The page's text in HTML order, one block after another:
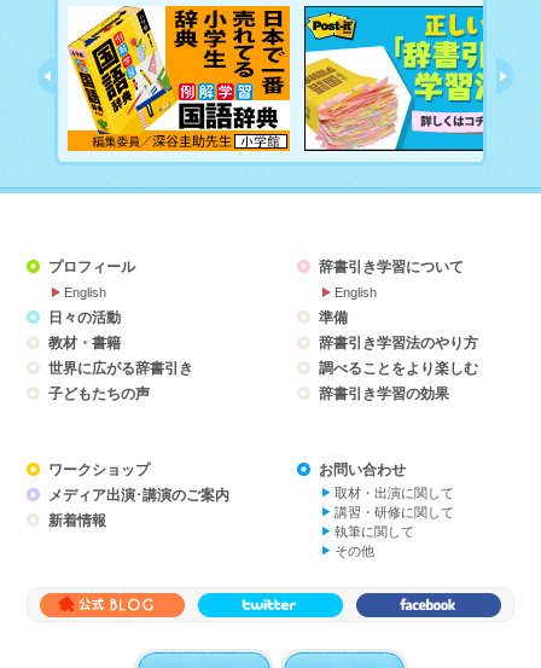
プロフィール
English
日々の活動
教材・書籍
世界に広がる辞書引き
子どもたちの声
辞書引き学習について
English
準備
辞書引き学習法のやり方
調べることをより楽しむ
辞書引き学習の効果
ワークショップ
メディア出演･講演のご案内
新着情報
お問い合わせ
取材・出演に関して
講習・研修に関して
執筆に関して
その他